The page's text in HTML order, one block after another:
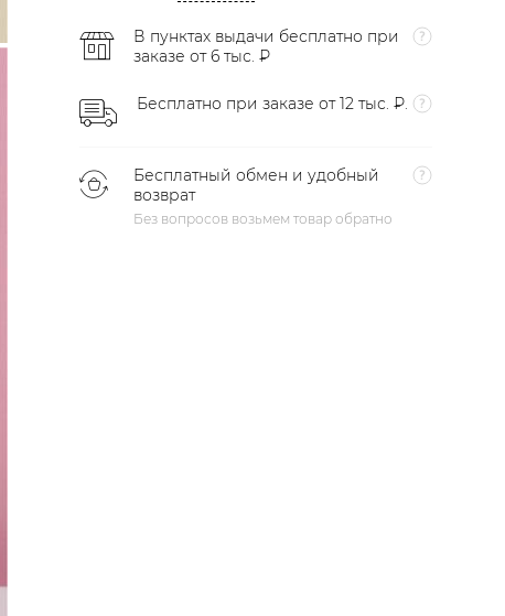
В пунктах выдачи бесплатно при
заказе от 6 тыс. ₽
Бесплатно при заказе от 12 тыс. ₽.
Бесплатный обмен и удобный
возврат
Без вопросов возьмем товар обратно